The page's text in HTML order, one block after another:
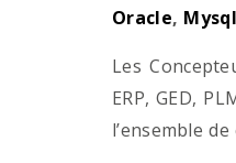
Oracle,
Les
ERP, GED,
l’ensemble